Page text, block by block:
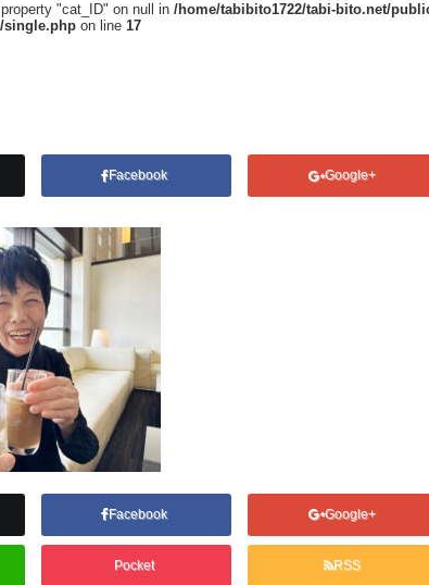
"cat_ID" on null in /home/tabibito1722/tabi-bito.net/
single.php on line 17
Facebook Google+
Facebook Google+
Pocket RSS